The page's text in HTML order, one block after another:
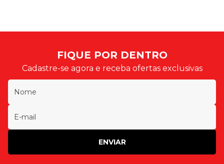
FIQUE POR DENTRO
Cadastre-se agora e receba ofertas exclusivas
ENVIAR